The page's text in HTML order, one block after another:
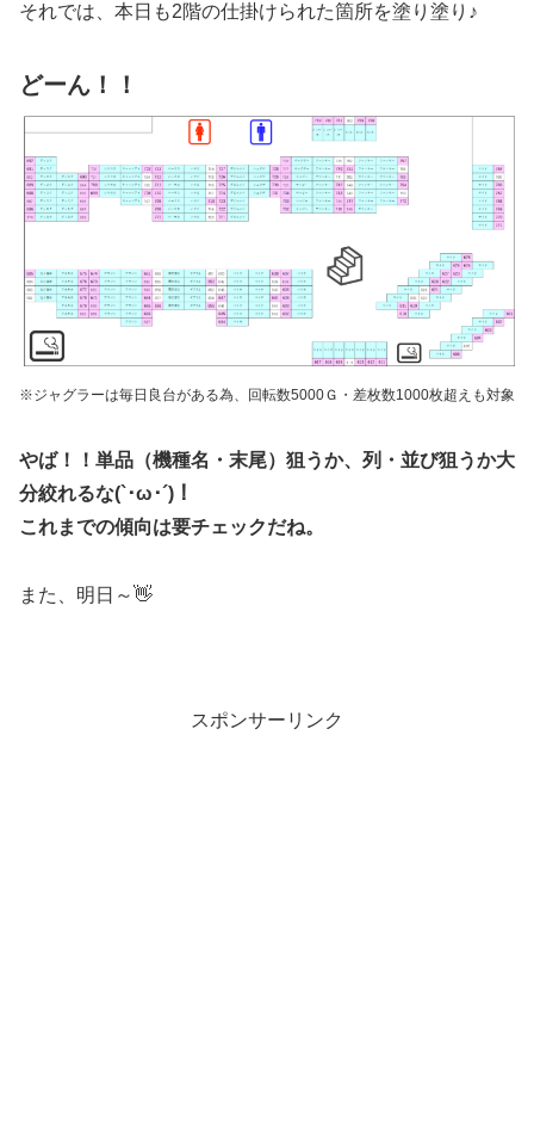
それでは、本日も2階の仕掛けられた箇所を塗り塗り♪
どーん！！
※ジャグラーは毎日良台がある為、回転数5000Ｇ・差枚数1000枚超えも対象
やば！！単品（機種名・末尾）狙うか、列・並び狙うか大
分絞れるな(`･ω･´)！
これまでの傾向は要チェックだね。
また、明日～👋
スポンサーリンク